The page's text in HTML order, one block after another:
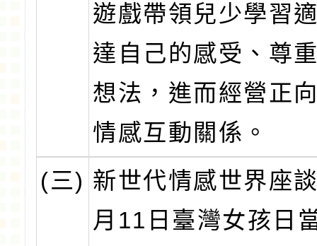
遊戲帶領兒少學習
達自己的感受、尊
想法，進而經營正
情感互動關係。
(三) 新世代情感世界座
月11日臺灣女孩日